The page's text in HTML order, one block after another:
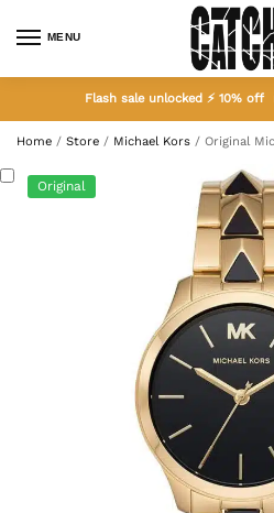
MENU
Flash sale unlocked ⚡ 10%
Home / Store / Michael Kors / Original
Original